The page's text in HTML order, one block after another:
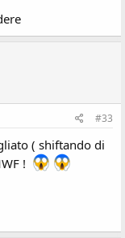
#33
( shiftando di
!